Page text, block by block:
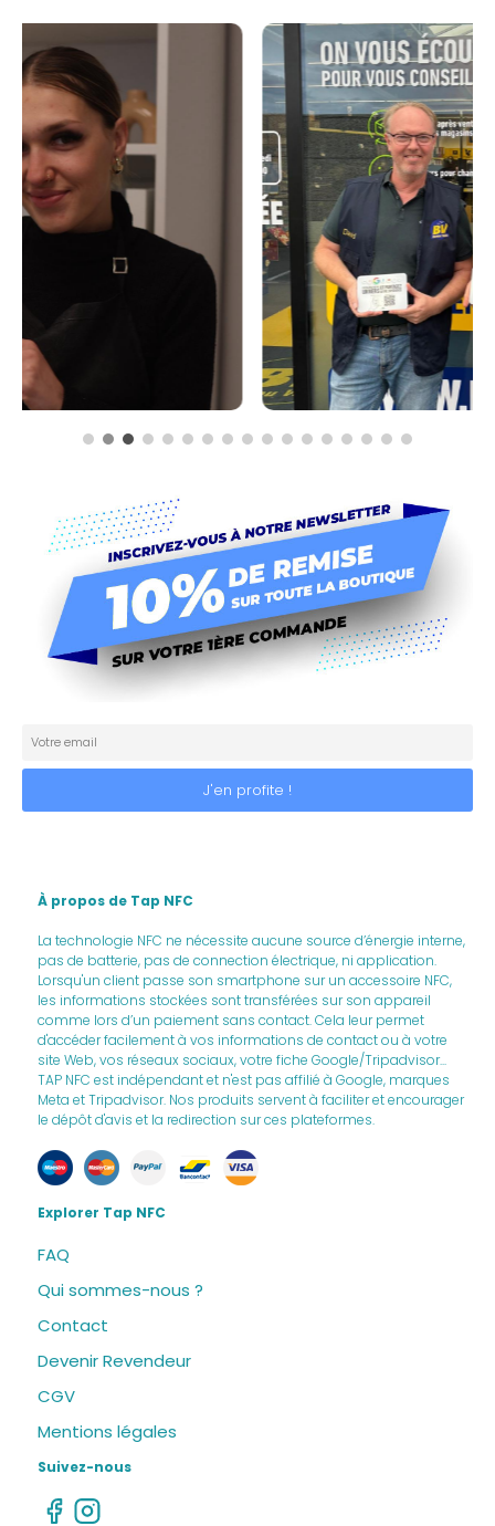
À propos de Tap NFC
La technologie NFC ne nécessite aucune source d’énergie interne,
pas de batterie, pas de connection électrique, ni application.
Lorsqu'un client passe son smartphone sur un accessoire NFC,
les informations stockées sont transférées sur son appareil
comme lors d’un paiement sans contact. Cela leur permet
d'accéder facilement à vos informations de contact ou à votre
site Web, vos réseaux sociaux, votre fiche Google/Tripadvisor...
TAP NFC est indépendant et n'est pas affilié à Google, marques
Meta et Tripadvisor. Nos produits servent à faciliter et encourager
le dépôt d'avis et la redirection sur ces plateformes.
Explorer Tap NFC
FAQ
Qui sommes-nous ?
Contact
Devenir Revendeur
CGV
Mentions légales
Suivez-nous